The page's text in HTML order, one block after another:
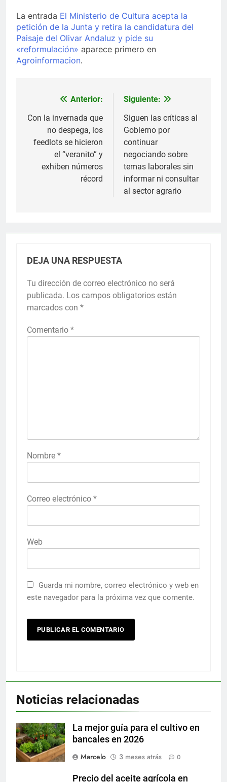
La entrada El Ministerio de Cultura acepta la
petición de la Junta y retira la candidatura del
Paisaje del Olivar Andaluz y pide su
«reformulación» aparece primero en
Agroinformacion.
Navegación
de
entradas
Anterior:
Con la invernada que
no despega, los
feedlots se hicieron
el “veranito” y
exhiben números
récord
Siguiente:
Siguen las críticas al
Gobierno por
continuar
negociando sobre
temas laborales sin
informar ni consultar
al sector agrario
DEJA UNA RESPUESTA
Tu dirección de correo electrónico no será
publicada. Los campos obligatorios están
marcados con *
Comentario *
Nombre *
Correo electrónico *
Web
Guarda mi nombre, correo electrónico y web en
este navegador para la próxima vez que comente.
Noticias relacionadas
La mejor guía para el cultivo en
bancales en 2026
Marcelo
3 meses atrás 0
Precio del aceite agrícola en